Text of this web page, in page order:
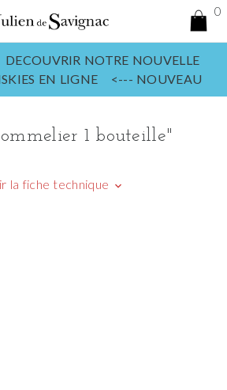
0
NOTRE NOUVELLE
EN LIGNE <--- NOUVEAU
1 bouteille"
la fiche technique keyboard_arrow_down